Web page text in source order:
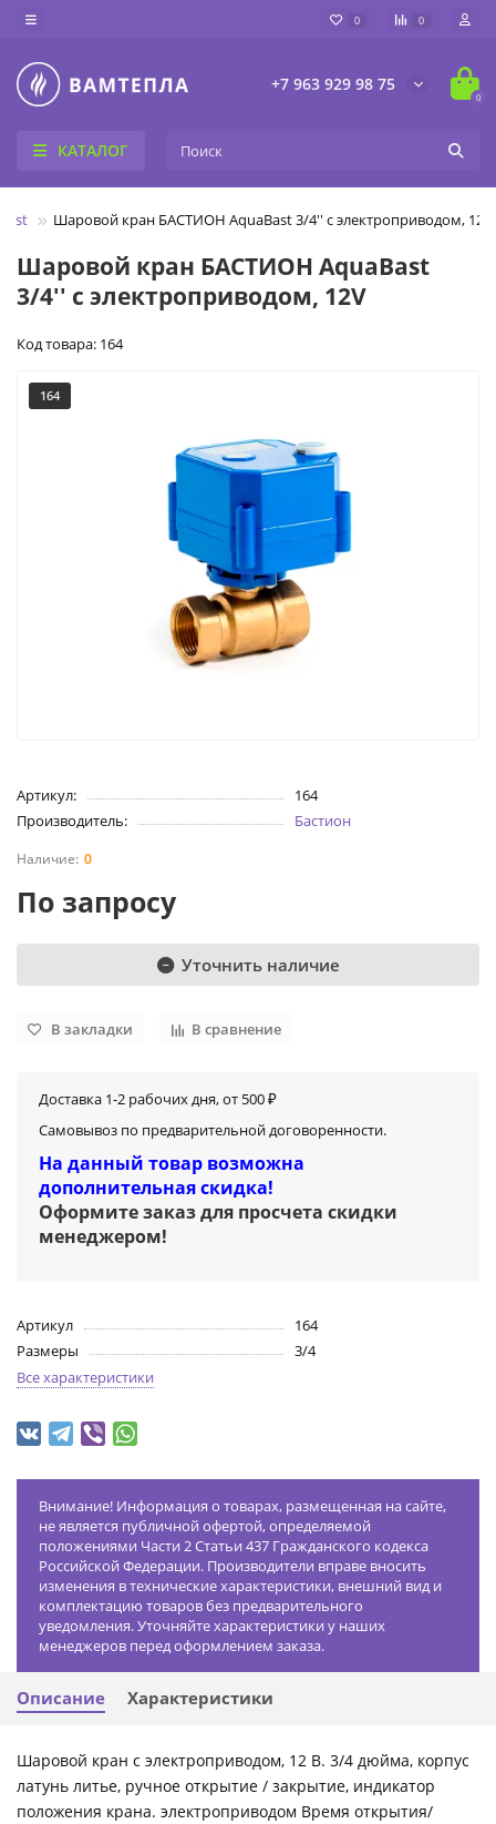
0 0
+7 963 929 98 75
0
КАТАЛОГ
Шаровой кран БАСТИОН AquaBast 3/4'' с электроприводом, 12V
Шаровой кран БАСТИОН AquaBast
3/4'' с электроприводом, 12V
Код товара: 164
164
Артикул:
164
Производитель:
Бастион
0
По запросу
Уточнить наличие
В закладки В сравнение
Доставка 1-2 рабочих дня, от 500 ₽
Самовывоз по предварительной договоренности.
На данный товар возможна
дополнительная скидка!
Оформите заказ для просчета скидки
менеджером!
Артикул
164
Размеры
3/4
Все характеристики
Внимание! Информация о товарах, размещенная на сайте,
не является публичной офертой, определяемой
положениями Части 2 Статьи 437 Гражданского кодекса
Российской Федерации. Производители вправе вносить
изменения в технические характеристики, внешний вид и
комплектацию товаров без предварительного
уведомления. Уточняйте характеристики у наших
менеджеров перед оформлением заказа.
Описание Характеристики
Шаровой кран с электроприводом, 12 В. 3/4 дюйма, корпус
латунь литье, ручное открытие / закрытие, индикатор
положения крана. электроприводом Время открытия/